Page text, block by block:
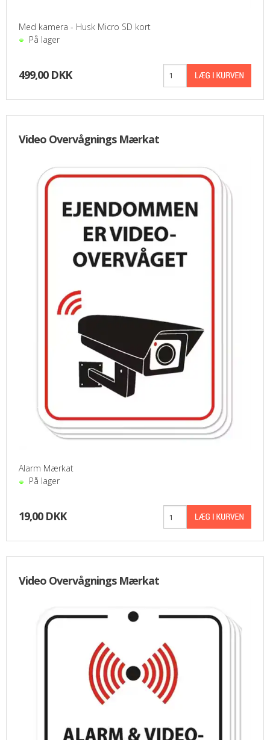
Med kamera - Husk Micro SD kort
På lager
499,00 DKK
Video Overvågnings Mærkat
Alarm Mærkat
På lager
19,00 DKK
Video Overvågnings Mærkat